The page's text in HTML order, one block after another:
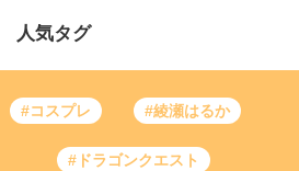
人気タグ
#コスプレ #綾瀬はるか
#ドラゴンクエスト